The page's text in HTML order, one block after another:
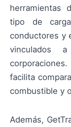
herramientas
tipo de
conductores y
vinculados
facilita
combustible y
Además,